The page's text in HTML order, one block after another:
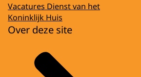
Vacatures Dienst van het
Koninklijk Huis
Over deze site